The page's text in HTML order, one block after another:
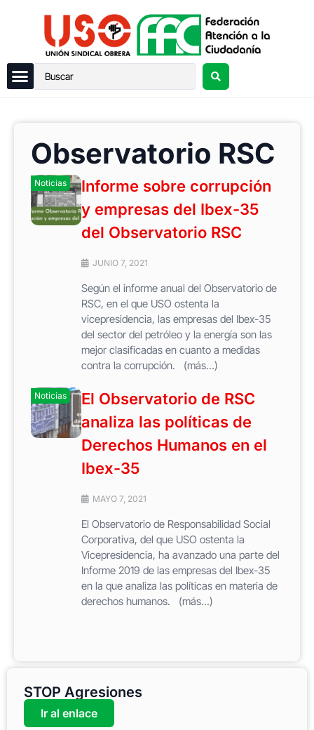
Observatorio RSC
Noticias
Informe sobre corrupción
y empresas del Ibex-35
del Observatorio RSC
JUNIO 7, 2021
Según el informe anual del Observatorio de
RSC, en el que USO ostenta la
vicepresidencia, las empresas del Ibex-35
del sector del petróleo y la energía son las
mejor clasificadas en cuanto a medidas
contra la corrupción. (más…)
Noticias
El Observatorio de RSC
analiza las políticas de
Derechos Humanos en el
Ibex-35
MAYO 7, 2021
El Observatorio de Responsabilidad Social
Corporativa, del que USO ostenta la
Vicepresidencia, ha avanzado una parte del
Informe 2019 de las empresas del Ibex-35
en la que analiza las políticas en materia de
derechos humanos. (más…)
STOP Agresiones
Ir al enlace